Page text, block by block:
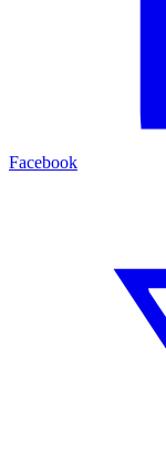
Facebook